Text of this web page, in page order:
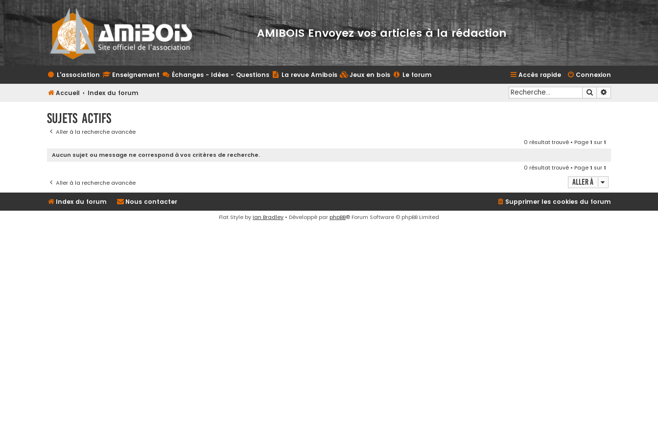
AMIBOIS Envoyez vos articles à la rédaction
L'association Enseignement Échanges - Idées - Questions La revue Amibois Jeux en bois Le forum Connexion
Accès rapide
Accueil Index du forum Rechercher
Sujets actifs
Aller à la recherche avancée
0 résultat trouvé • Page1 sur1
Aucun sujet ou message ne correspond à vos critères de recherche.
0 résultat trouvé • Page1 sur1
Aller à la recherche avancée
Aller à
Index du forum Nous contacter Supprimer les cookies du forum
Flat Style by Ian Bradley • Développé par phpBB® Forum Software © phpBB Limited